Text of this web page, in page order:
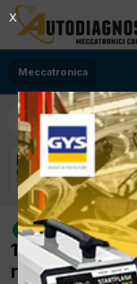
Meccatronica
risolto
[Fiat
182B9000
X